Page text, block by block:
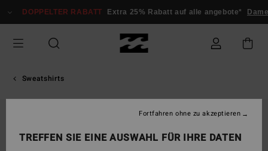
zur
springen
DOPPELTER RABATT Extra 25% Rabatt auf alle angebote*
Sweatshirts
TREFFEN SIE EINE AUSWAHL FÜR IHRE DATEN
Fortfahren ohne zu akzeptieren